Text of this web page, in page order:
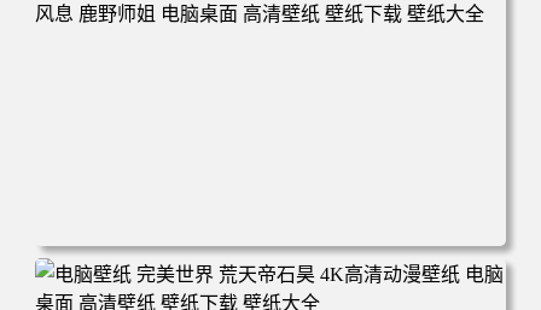
面 高清壁纸 壁纸下载 壁纸大全
电脑壁纸 动漫 无限 罗小黑 罗小黑战记 罗小黑战记2 风息
鹿野师姐 电脑桌面 高清壁纸 壁纸下载 壁纸大全